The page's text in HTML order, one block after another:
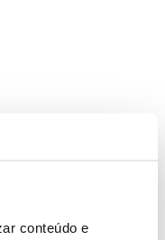
conteúdo e